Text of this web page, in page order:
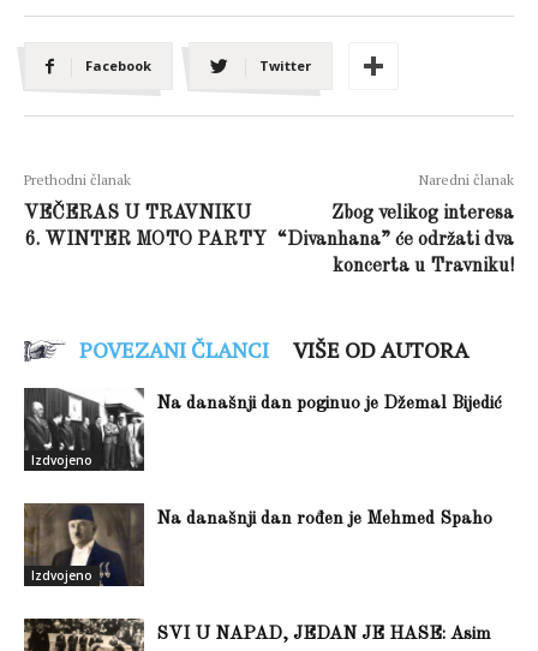
Facebook Twitter
Prethodni članak
VEČERAS U TRAVNIKU
6. WINTER MOTO PARTY
Naredni članak
Zbog velikog interesa
“Divanhana” će održati dva
koncerta u Travniku!
POVEZANI ČLANCI VIŠE OD AUTORA
Izdvojeno
Na današnji dan poginuo je Džemal Bijedić
Izdvojeno
Na današnji dan rođen je Mehmed Spaho
SVI U NAPAD, JEDAN JE HASE: Asim